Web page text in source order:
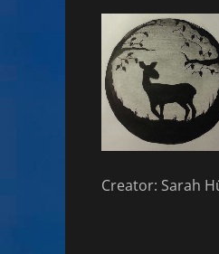
Creator: Sarah